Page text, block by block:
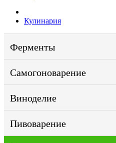
Кулинария
Ферменты
Самогоноварение
Виноделие
Пивоварение